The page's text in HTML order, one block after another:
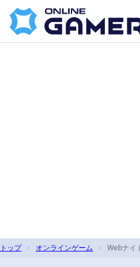
トップ オンラインゲーム Webナイ